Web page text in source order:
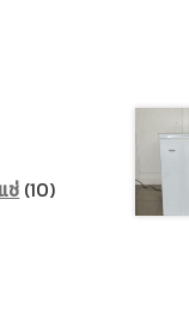
ช่ 1010